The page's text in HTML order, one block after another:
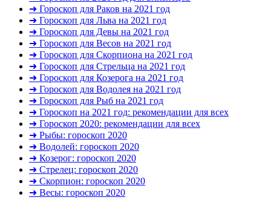
➜ Гороскоп для Раков на 2021 год
➜ Гороскоп для Льва на 2021 год
➜ Гороскоп для Девы на 2021 год
➜ Гороскоп для Весов на 2021 год
➜ Гороскоп для Скорпиона на 2021 год
➜ Гороскоп для Стрельца на 2021 год
➜ Гороскоп для Козерога на 2021 год
➜ Гороскоп для Водолея на 2021 год
➜ Гороскоп для Рыб на 2021 год
➜ Гороскоп на 2021 год: рекомендации для всех
➜ Гороскоп 2020: рекомендации для всех
➜ Рыбы: гороскоп 2020
➜ Водолей: гороскоп 2020
➜ Козерог: гороскоп 2020
➜ Стрелец: гороскоп 2020
➜ Скорпион: гороскоп 2020
➜ Весы: гороскоп 2020